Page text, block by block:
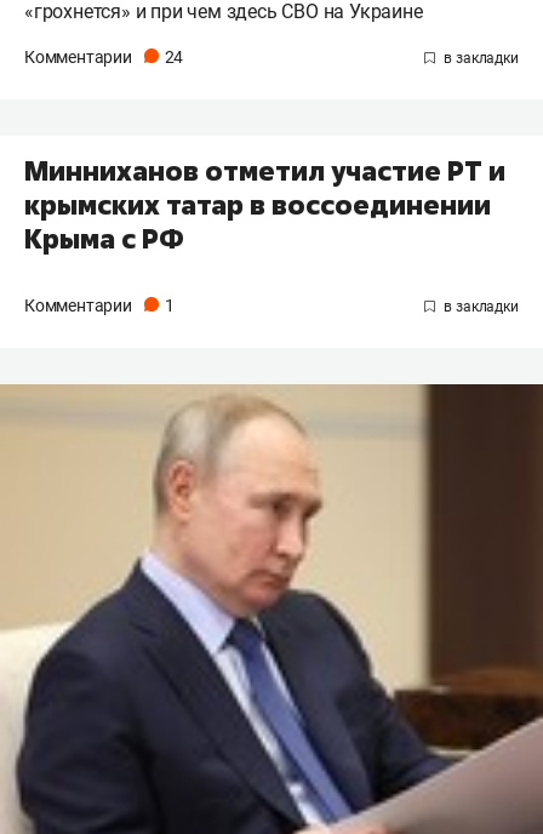
«грохнется» и при чем здесь СВО на Украине
Комментарии 24
Минниханов отметил участие РТ и
крымских татар в воссоединении
Крыма с РФ
Комментарии 1